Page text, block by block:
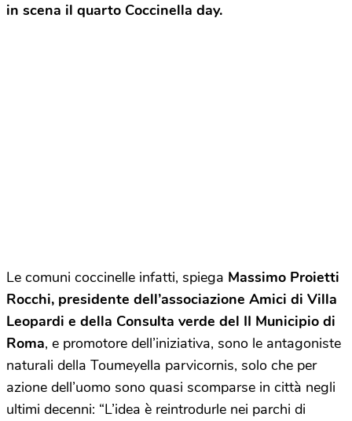
in scena il quarto Coccinella day.
Le comuni coccinelle infatti, spiega Massimo Proietti
Rocchi, presidente dell’associazione Amici di Villa
Leopardi e della Consulta verde del II Municipio di
Roma, e promotore dell’iniziativa, sono le antagoniste
naturali della Toumeyella parvicornis, solo che per
azione dell’uomo sono quasi scomparse in città negli
ultimi decenni: “L’idea è reintrodurle nei parchi di